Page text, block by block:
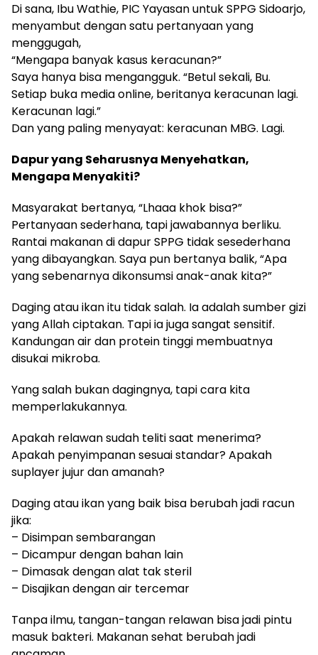
Di sana, Ibu Wathie, PIC Yayasan untuk SPPG Sidoarjo,
menyambut dengan satu pertanyaan yang
menggugah,
“Mengapa banyak kasus keracunan?”
Saya hanya bisa mengangguk. “Betul sekali, Bu.
Setiap buka media online, beritanya keracunan lagi.
Keracunan lagi.”
Dan yang paling menyayat: keracunan MBG. Lagi.
Dapur yang Seharusnya Menyehatkan,
Mengapa Menyakiti?
Masyarakat bertanya, “Lhaaa khok bisa?”
Pertanyaan sederhana, tapi jawabannya berliku.
Rantai makanan di dapur SPPG tidak sesederhana
yang dibayangkan. Saya pun bertanya balik, “Apa
yang sebenarnya dikonsumsi anak-anak kita?”
Daging atau ikan itu tidak salah. Ia adalah sumber gizi
yang Allah ciptakan. Tapi ia juga sangat sensitif.
Kandungan air dan protein tinggi membuatnya
disukai mikroba.
Yang salah bukan dagingnya, tapi cara kita
memperlakukannya.
Apakah relawan sudah teliti saat menerima?
Apakah penyimpanan sesuai standar? Apakah
suplayer jujur dan amanah?
Daging atau ikan yang baik bisa berubah jadi racun
jika:
– Disimpan sembarangan
– Dicampur dengan bahan lain
– Dimasak dengan alat tak steril
– Disajikan dengan air tercemar
Tanpa ilmu, tangan-tangan relawan bisa jadi pintu
masuk bakteri. Makanan sehat berubah jadi